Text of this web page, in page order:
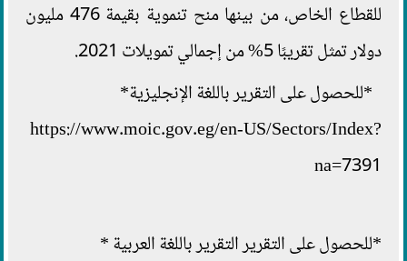
للقطاع الخاص، من بينها منح تنموية بقيمة 476 مليون
دولار تمثل تقريبًا 5% من إجمالي تمويلات 2021.
*للحصول على التقرير باللغة الإنجليزية*
https://www.moic.gov.eg/en-US/Sectors/Index?
na=7391
*للحصول على التقرير التقرير باللغة العربية *